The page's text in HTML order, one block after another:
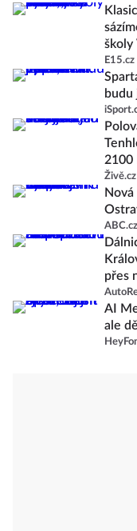
školy
E15.cz
budu
2100
Živě.cz
ABC.cz
přes
AI
ale